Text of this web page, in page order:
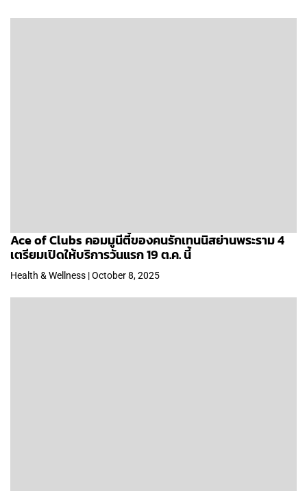
Ace of Clubs คอมมูนีตี้ของคนรักเทนนิสย่านพระราม 4
เตรียมเปิดให้บริการวันแรก 19 ต.ค. นี้
Health & Wellness | October 8, 2025